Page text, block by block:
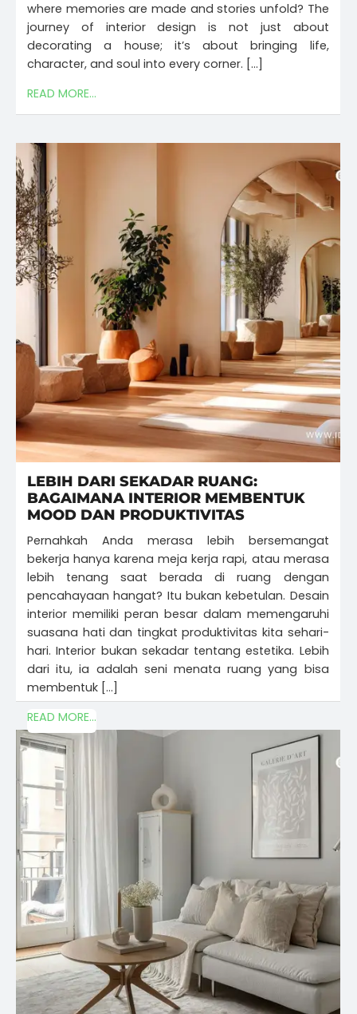
where memories are made and stories unfold? The
journey of interior design is not just about
decorating a house; it’s about bringing life,
character, and soul into every corner. […]
READ MORE...
LEBIH DARI SEKADAR RUANG:
BAGAIMANA INTERIOR MEMBENTUK
MOOD DAN PRODUKTIVITAS
Pernahkah Anda merasa lebih bersemangat
bekerja hanya karena meja kerja rapi, atau merasa
lebih tenang saat berada di ruang dengan
pencahayaan hangat? Itu bukan kebetulan. Desain
interior memiliki peran besar dalam memengaruhi
suasana hati dan tingkat produktivitas kita sehari-
hari. Interior bukan sekadar tentang estetika. Lebih
dari itu, ia adalah seni menata ruang yang bisa
membentuk […]
READ MORE...